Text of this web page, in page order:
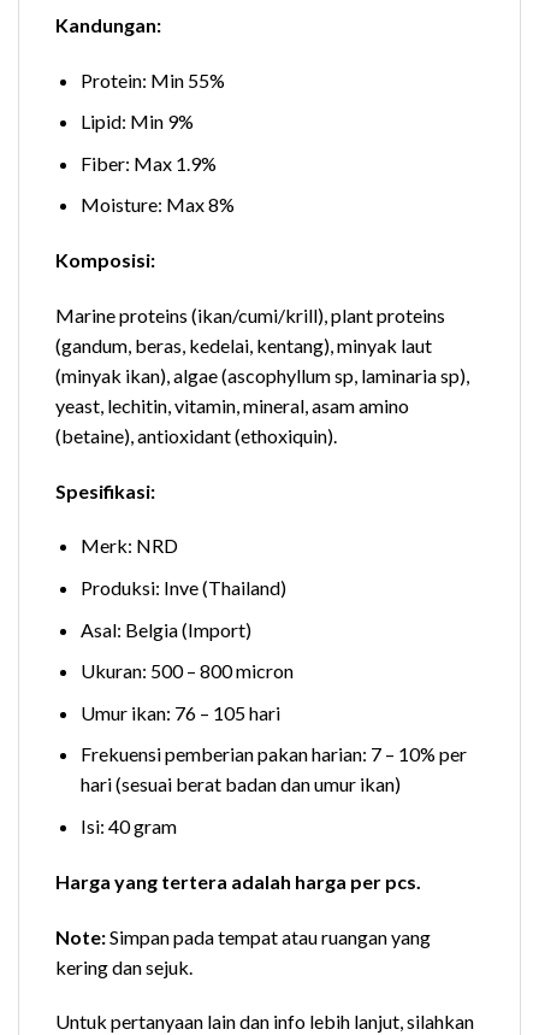
Kandungan:
Protein: Min 55%
Lipid: Min 9%
Fiber: Max 1.9%
Moisture: Max 8%
Komposisi:
Marine proteins (ikan/cumi/krill), plant proteins
(gandum, beras, kedelai, kentang), minyak laut
(minyak ikan), algae (ascophyllum sp, laminaria sp),
yeast, lechitin, vitamin, mineral, asam amino
(betaine), antioxidant (ethoxiquin).
Spesifikasi:
Merk: NRD
Produksi: Inve (Thailand)
Asal: Belgia (Import)
Ukuran: 500 – 800 micron
Umur ikan: 76 – 105 hari
Frekuensi pemberian pakan harian: 7 – 10% per
hari (sesuai berat badan dan umur ikan)
Isi: 40 gram
Harga yang tertera adalah harga per pcs.
Note:Simpan pada tempat atau ruangan yang
kering dan sejuk.
Untuk pertanyaan lain dan info lebih lanjut, silahkan